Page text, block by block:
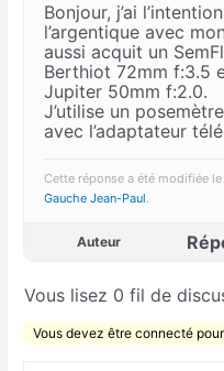
Bonjour, j’ai
l’argentique avec
aussi acquit un
Berthiot 72mm f:3.5
Jupiter 50mm f:2.0.
J’utilise un
avec l’adaptateur
Cette réponse a été modifiée
Gauche Jean-Paul.
Auteur
Vous lisez 0 fil de
Vous devez être connecté